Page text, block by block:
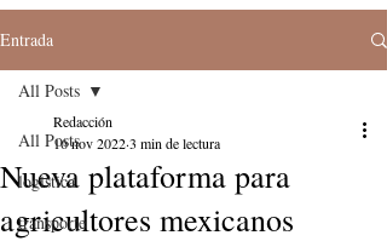
Entrada
All Posts
logistica
transporte
All Posts
Nueva plataforma para
agricultores mexicanos
Redacción
16 nov 20223 min de lectura